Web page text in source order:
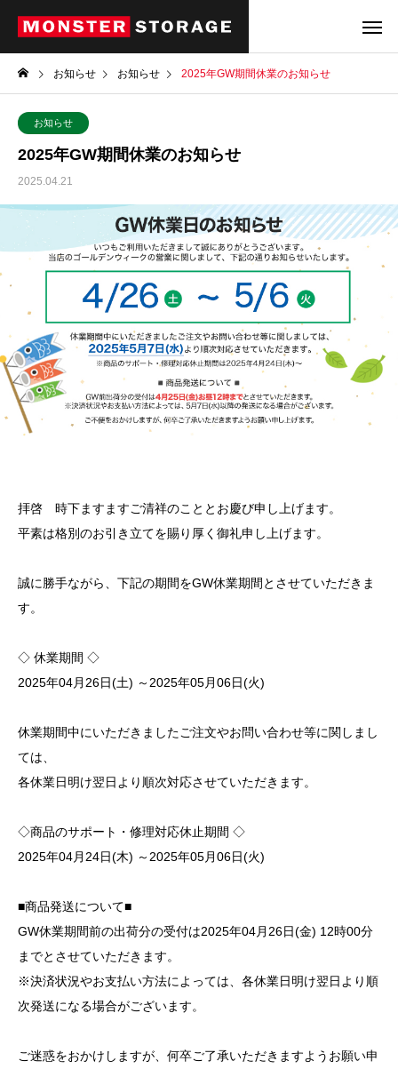
お知らせ お知らせ 2025年GW期間休業のお知らせ
お知らせ
2025年GW期間休業のお知らせ
2025.04.21
拝啓 時下ますますご清祥のこととお慶び申し上げます。
平素は格別のお引き立てを賜り厚く御礼申し上げます。
誠に勝手ながら、下記の期間をGW休業期間とさせていただきま
す。
◇ 休業期間 ◇
2025年04月26日(土) ～2025年05月06日(火)
休業期間中にいただきましたご注文やお問い合わせ等に関しまし
ては、
各休業日明け翌日より順次対応させていただきます。
◇商品のサポート・修理対応休止期間 ◇
2025年04月24日(木) ～2025年05月06日(火)
■商品発送について■
GW休業期間前の出荷分の受付は2025年04月26日(金) 12時00分
までとさせていただきます。
※決済状況やお支払い方法によっては、各休業日明け翌日より順
次発送になる場合がございます。
ご迷惑をおかけしますが、何卒ご了承いただきますようお願い申